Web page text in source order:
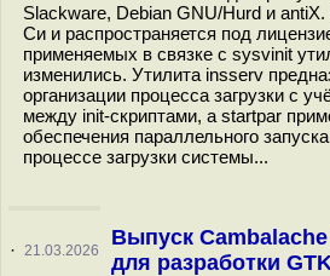
Slackware, Debian GNU/Hurd и
Си и распространяется под
применяемых в связке с sysvinit
изменились. Утилита insserv
организации процесса загрузки с
между init-скриптами, а startpar
обеспечения параллельного
процессе загрузки системы...
· 21.03.2026
Выпуск
для разработки